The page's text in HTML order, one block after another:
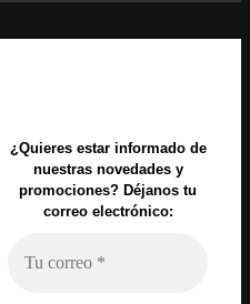
¿Quieres estar informado de
nuestras novedades y
promociones? Déjanos tu
correo electrónico: